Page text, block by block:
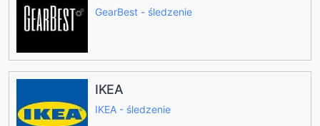
GearBest - śledzenie
IKEA
IKEA - śledzenie